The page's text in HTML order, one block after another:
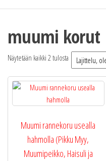
muumi korut
Näytetään kaikki 2 tulosta
Muumi rannekoru usealla
hahmolla (Pikku Myy,
Muumipeikko, Haisuli ja